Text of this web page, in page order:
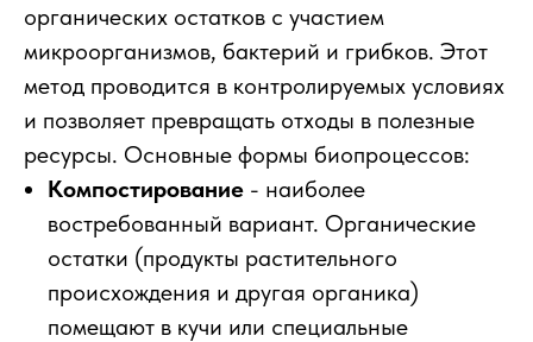
органических остатков с участием
микроорганизмов, бактерий и грибков. Этот
метод проводится в контролируемых условиях
и позволяет превращать отходы в полезные
ресурсы. Основные формы биопроцессов:
Компостирование - наиболее
востребованный вариант. Органические
остатки (продукты растительного
происхождения и другая органика)
помещают в кучи или специальные